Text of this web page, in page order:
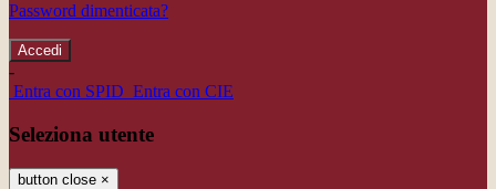
Password dimenticata?
-
Entra con SPID Entra con CIE
Seleziona utente
button close ×